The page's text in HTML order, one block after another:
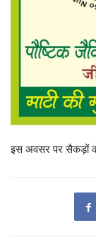
इस अवसर पर सैकड़ों